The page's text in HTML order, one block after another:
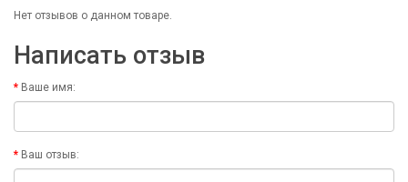
Нет отзывов о данном товаре.
Написать отзыв
Ваше имя:
Ваш отзыв: